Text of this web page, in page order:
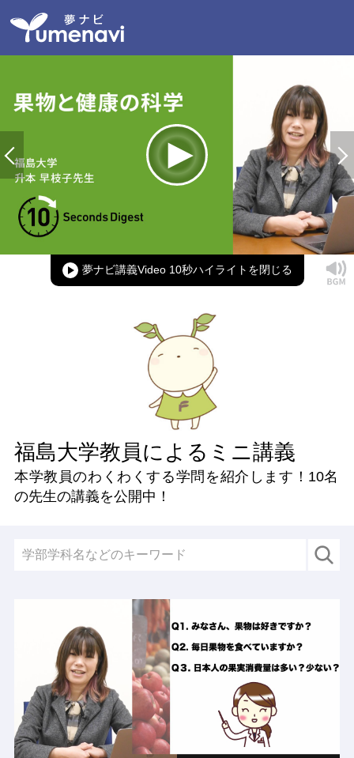
Time
Picture-
in-
Picture
夢ナビ講義Video 10秒ハイライト
福島大学教員によるミニ講義
本学教員のわくわくする学問を紹介します！ 10名
の先生の講義を公開中！